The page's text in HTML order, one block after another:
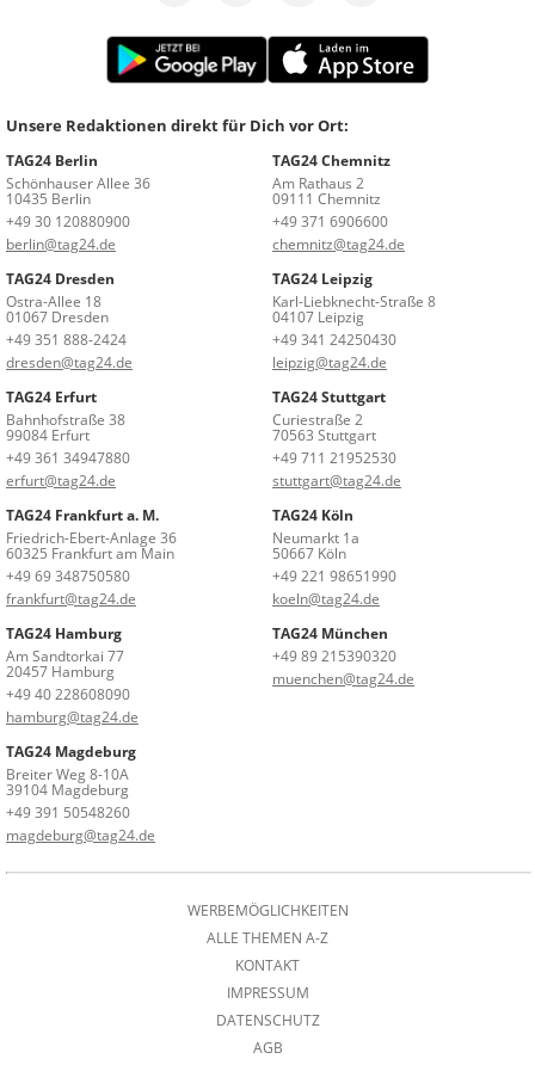
Unsere Redaktionen direkt für Dich vor Ort:
TAG24 Berlin
Schönhauser Allee 36
10435 Berlin
+49 30 120880900
berlin@tag24.de
TAG24 Chemnitz
Am Rathaus 2
09111 Chemnitz
+49 371 6906600
chemnitz@tag24.de
TAG24 Dresden
Ostra-Allee 18
01067 Dresden
+49 351 888-2424
dresden@tag24.de
TAG24 Leipzig
Karl-Liebknecht-Straße 8
04107 Leipzig
+49 341 24250430
leipzig@tag24.de
TAG24 Erfurt
Bahnhofstraße 38
99084 Erfurt
+49 361 34947880
erfurt@tag24.de
TAG24 Stuttgart
Curiestraße 2
70563 Stuttgart
+49 711 21952530
stuttgart@tag24.de
TAG24 Frankfurt a. M.
Friedrich-Ebert-Anlage 36
60325 Frankfurt am Main
+49 69 348750580
frankfurt@tag24.de
TAG24 Köln
Neumarkt 1a
50667 Köln
+49 221 98651990
koeln@tag24.de
TAG24 Hamburg
Am Sandtorkai 77
20457 Hamburg
+49 40 228608090
hamburg@tag24.de
TAG24 München
+49 89 215390320
muenchen@tag24.de
TAG24 Magdeburg
Breiter Weg 8-10A
39104 Magdeburg
+49 391 50548260
magdeburg@tag24.de
WERBEMÖGLICHKEITEN
ALLE THEMEN A-Z
KONTAKT
IMPRESSUM
DATENSCHUTZ
AGB